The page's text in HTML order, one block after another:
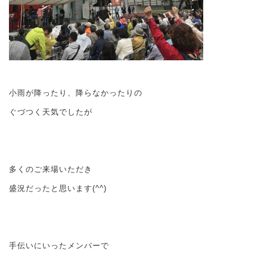
小雨が降ったり、降らなかったりの
ぐづつく天気でしたが
多くのご来場いただき
盛況だったと思います(^^)
手伝いにいったメンバーで